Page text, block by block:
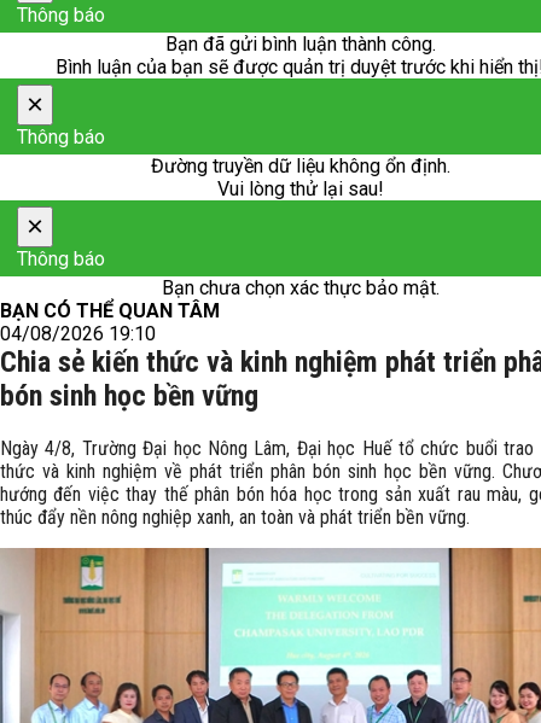
Thông báo
Bạn đã gửi bình luận thành công.
Bình luận của bạn sẽ được quản trị duyệt trước khi hiển
×
Thông báo
Đường truyền dữ liệu không ổn định.
Vui lòng thử lại sau!
×
Thông báo
Bạn chưa chọn xác thực bảo mật.
BẠN CÓ THỂ QUAN TÂM
04/08/2026 19:10
Chia sẻ kiến thức và kinh nghiệm phát triển
bón sinh học bền vững
Ngày 4/8, Trường Đại học Nông Lâm, Đại học Huế tổ chức buổi trao
thức và kinh nghiệm về phát triển phân bón sinh học bền vững.
hướng đến việc thay thế phân bón hóa học trong sản xuất rau màu,
thúc đẩy nền nông nghiệp xanh, an toàn và phát triển bền vững.